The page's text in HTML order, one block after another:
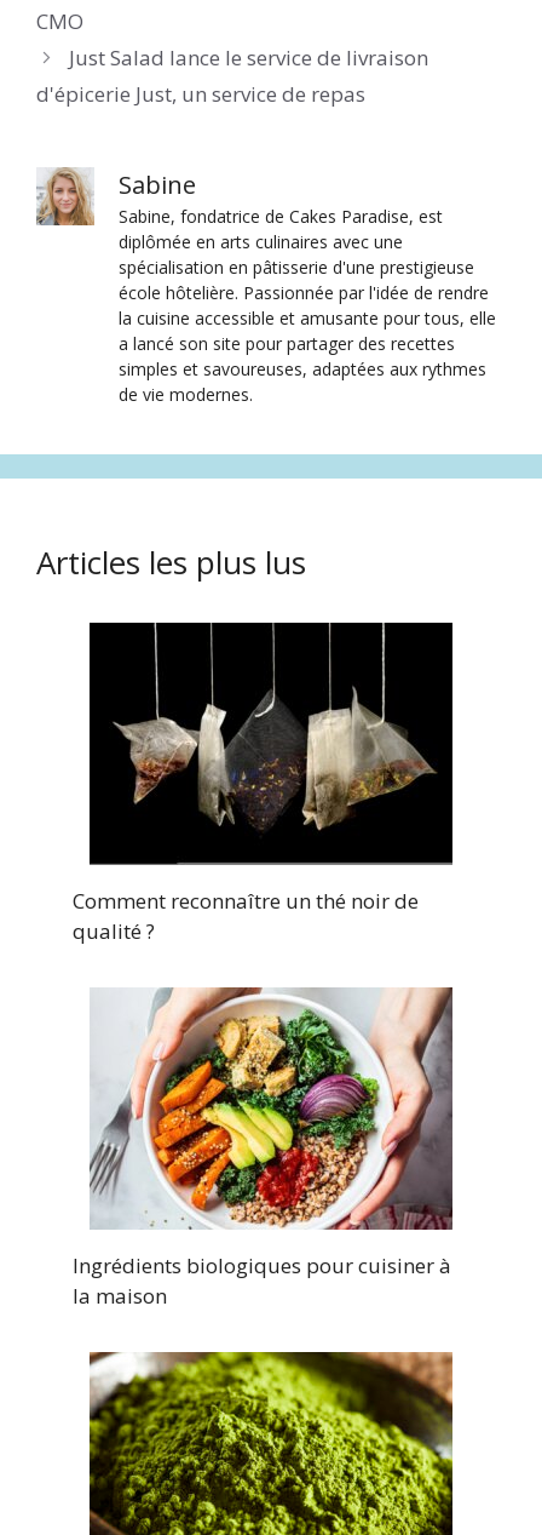
CMO
Just Salad lance le service de livraison
d'épicerie Just, un service de repas
Sabine
Sabine, fondatrice de Cakes Paradise, est
diplômée en arts culinaires avec une
spécialisation en pâtisserie d'une prestigieuse
école hôtelière. Passionnée par l'idée de rendre
la cuisine accessible et amusante pour tous, elle
a lancé son site pour partager des recettes
simples et savoureuses, adaptées aux rythmes
de vie modernes.
Articles les plus lus
Comment reconnaître un thé noir de
qualité ?
Ingrédients biologiques pour cuisiner à
la maison